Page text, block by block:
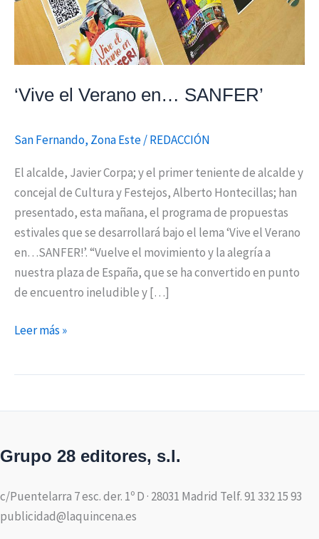
‘Vive el Verano en… SANFER’
San Fernando, Zona Este/REDACCIÓN
El alcalde, Javier Corpa; y el primer teniente de alcalde y
concejal de Cultura y Festejos, Alberto Hontecillas; han
presentado, esta mañana, el programa de propuestas
estivales que se desarrollará bajo el lema ‘Vive el Verano
en…SANFER!’. “Vuelve el movimiento y la alegría a
nuestra plaza de España, que se ha convertido en punto
de encuentro ineludible y […]
Leer más »
Grupo 28 editores, s.l.
c/Puentelarra 7 esc. der. 1º D · 28031 Madrid Telf. 91 332 15 93
publicidad@laquincena.es